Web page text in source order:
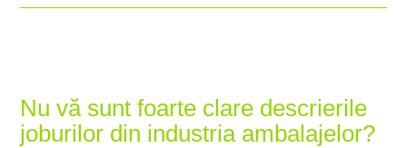
Nu vă sunt foarte clare descrierile
joburilor din industria ambalajelor?